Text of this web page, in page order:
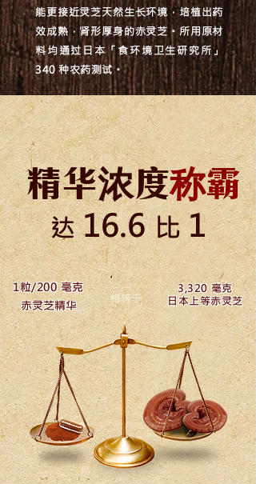
能更接近灵芝天然生长环境，培植出药
效成熟，肾形厚身的赤灵芝。所用原材
料均通过日本「食环境卫生研究所」
340 种农药测试。
精华浓度称霸
达16.6比1
1粒/200 毫克
赤灵芝精华
3,320 毫克
日本上等赤灵芝
相等于